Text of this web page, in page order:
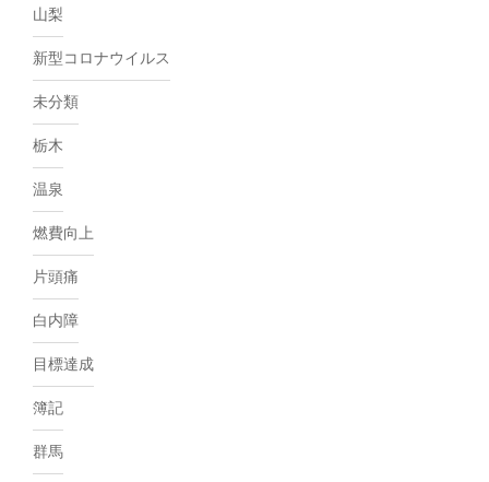
山梨
新型コロナウイルス
未分類
栃木
温泉
燃費向上
片頭痛
白内障
目標達成
簿記
群馬